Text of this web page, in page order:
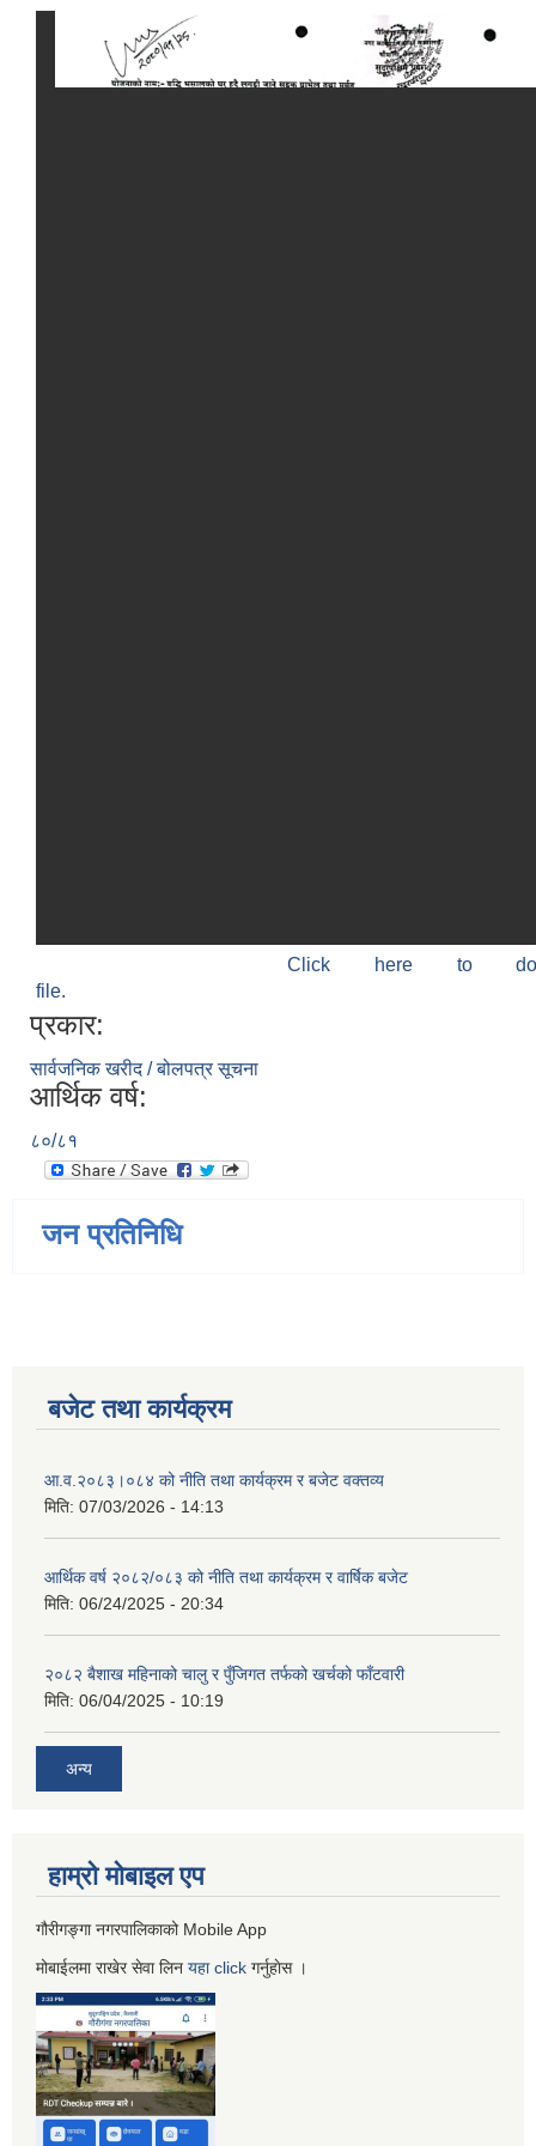
Click here to
file.
प्रकार:
सार्वजनिक खरीद / बोलपत्र सूचना
आर्थिक वर्ष:
८०/८१
जन प्रतिनिधि
बजेट तथा कार्यक्रम
आ.व.२०८३।०८४ को नीति तथा कार्यक्रम र बजेट वक्तव्य
मिति: 07/03/2026 - 14:13
आर्थिक वर्ष २०८२/०८३ को नीति तथा कार्यक्रम र वार्षिक बजेट
मिति: 06/24/2025 - 20:34
२०८२ बैशाख महिनाको चालु र पुँजिगत तर्फको खर्चको फाँटवारी
मिति: 06/04/2025 - 10:19
अन्य
हाम्रो माेबाइल एप
गौरीगङ्गा नगरपालिकाको Mobile App
मोबाईलमा राखेर सेवा लिन यहाclick गर्नुहाेस ।